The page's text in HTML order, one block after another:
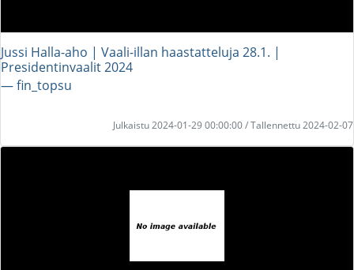
Jussi Halla-aho | Vaali-illan haastatteluja 28.1. |
Presidentinvaalit 2024
― fin_topsu
Julkaistu 2024-01-29 00:00:00 / Tallennettu 2024-02-07